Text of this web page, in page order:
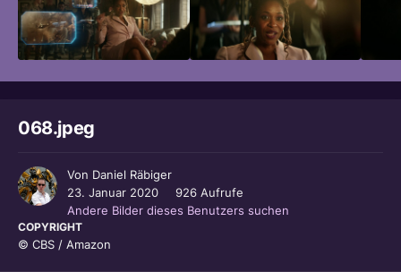
068.jpeg
Von Daniel Räbiger
23. Januar 2020
926 Aufrufe
Andere Bilder dieses Benutzers suchen
COPYRIGHT
© CBS / Amazon